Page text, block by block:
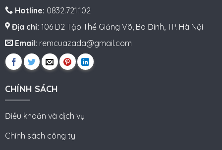
Hotline: 0832.721.102
Địa chỉ: 106 D2 Tập Thể Giảng Võ, Ba Đình, TP. Hà Nội
Email: remcuazada@gmail.com
CHÍNH SÁCH
Điều khoản và dịch vụ
Chính sách công ty